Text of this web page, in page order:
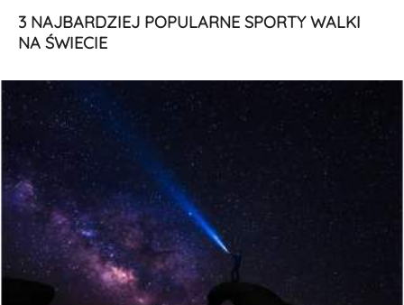
3 NAJBARDZIEJ POPULARNE SPORTY WALKI
NA ŚWIECIE